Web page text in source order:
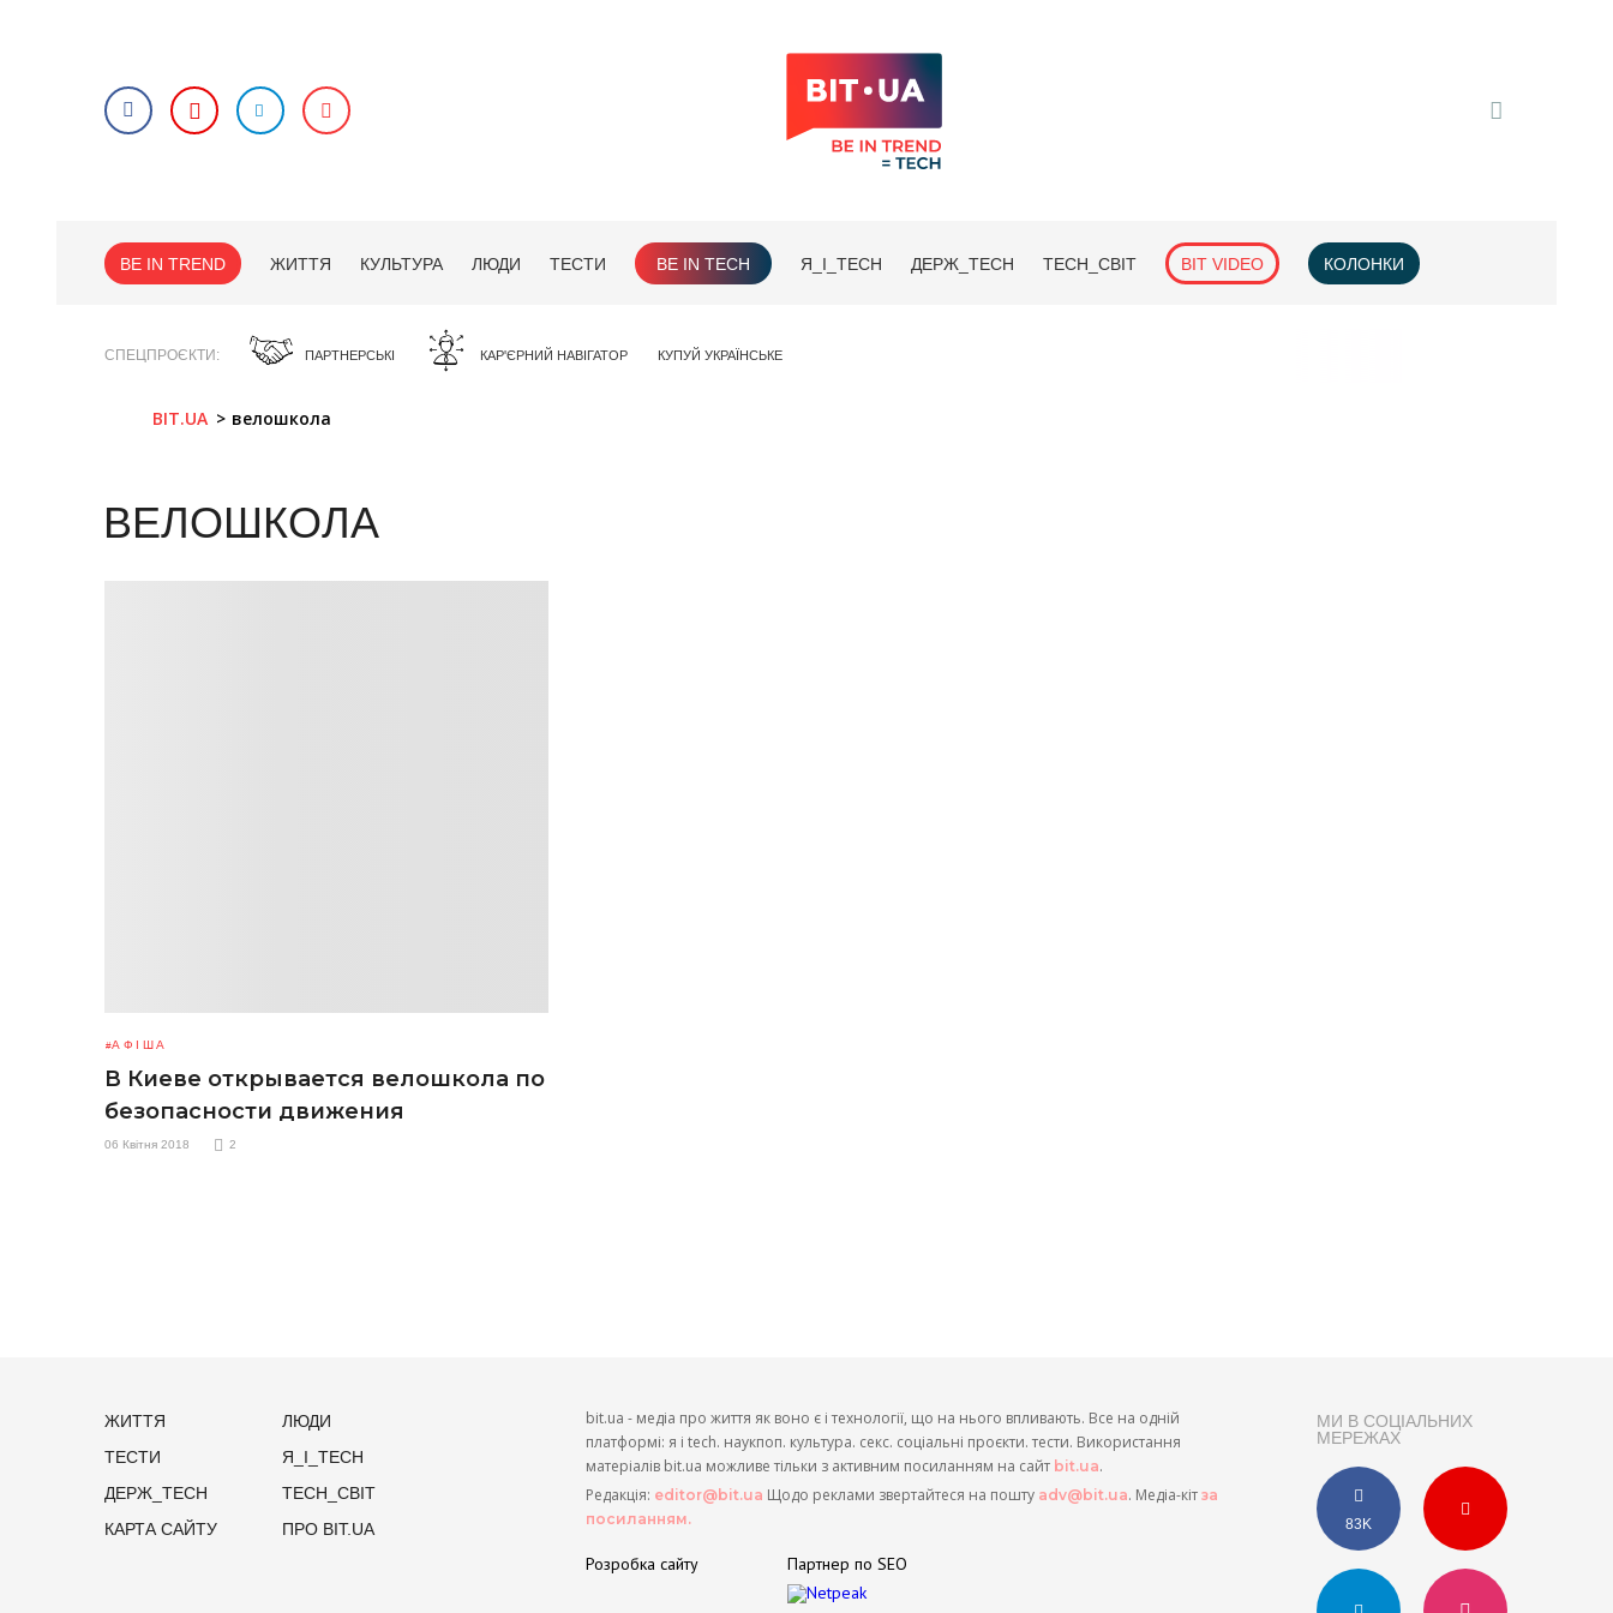
BE IN TREND ЖИТТЯ КУЛЬТУРА ЛЮДИ ТЕСТИ BE IN TECH Я_І_TECH ДЕРЖ_TECH TECH_СВІТ BIT VIDEO КОЛОНКИ
СПЕЦПРОЄКТИ ПАРТНЕРСЬКІ КАР'ЄРНИЙ НАВІГАТОР КУПУЙ УКРАЇНСЬКЕ
BIT.UA велошкола
ВЕЛОШКОЛА
АФІША
В Киеве открывается велошкола по
безопасности движения
06 Квітня 2018 2
ЖИТТЯ
ЛЮДИ
ТЕСТИ
Я_І_TECH
ДЕРЖ_TECH
TECH_СВІТ
КАРТА САЙТУ
ПРО BIT.UA
МИ В СОЦІАЛЬНИХ
МЕРЕЖАХ
83K
bit.ua - медіа про життя як воно є і технології, що на нього впливають. Все на одній
платформі: я і tech. наукпоп. культура. секс. соціальні проєкти. тести. Використання
матеріалів bit.ua можливе тільки з активним посиланням на сайт bit.ua.
Редакція: editor@bit.ua Щодо реклами звертайтеся на пошту adv@bit.ua. Медіа-кіт за
посиланням.
Розробка сайту Партнер по SEO